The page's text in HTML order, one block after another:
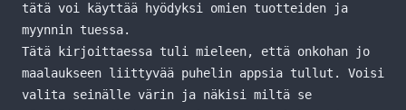
tätä voi käyttää hyödyksi omien tuotteiden ja
myynnin tuessa.
Tätä kirjoittaessa tuli mieleen, että onkohan jo
maalaukseen liittyvää puhelin appsia tullut. Voisi
valita seinälle värin ja näkisi miltä se